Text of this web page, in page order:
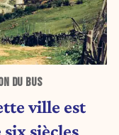
DU BUS
ville est